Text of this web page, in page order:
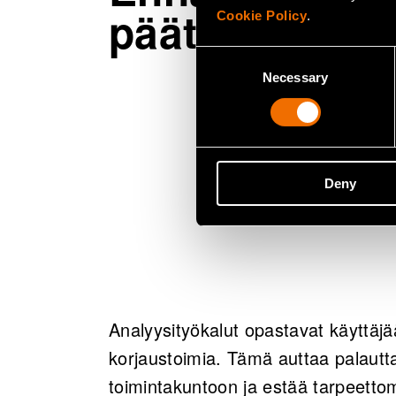
Cookie Policy.
Necessary
Deny
VTT kehittää
kunnossapidon
käyttäjä voi pitää
välittömästi, jos
puutteellista
Analyysityökalut opastavat
korjaustoimia. Tämä auttaa
toimintakuntoon ja estää